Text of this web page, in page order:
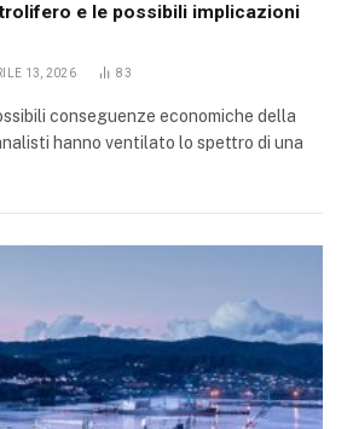
e le possibili implicazioni
13, 2026 83
conseguenze economiche della
hanno ventilato lo spettro di una